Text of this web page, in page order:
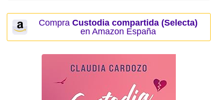
Compra Custodia compartida (Selecta)
en Amazon España